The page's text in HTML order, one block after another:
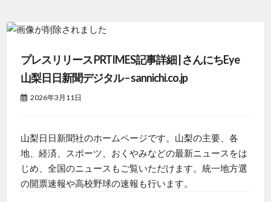
プレスリリース PRTIMES記事詳細 | さんにちEye
山梨日日新聞デジタル – sannichi.co.jp
2026年3月11日
山梨日日新聞社のホームページです。山梨の主要、各
地、経済、スポーツ、おくやみなどの最新ニュースをは
じめ、全国のニュースもご覧いただけます。統一地方選
の開票速報や高校野球の速報も行います。